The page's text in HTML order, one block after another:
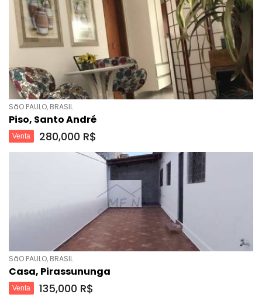
SãO PAULO, BRASIL
Piso, Santo André
Venta 280,000 R$
SãO PAULO, BRASIL
Casa, Pirassununga
Venta 135,000 R$